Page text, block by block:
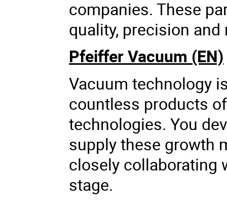
companies. These
quality, precision
Pfeiffer Vacuum (EN)
Vacuum technology
countless products
technologies. You
supply these growth
closely collaborating
stage.